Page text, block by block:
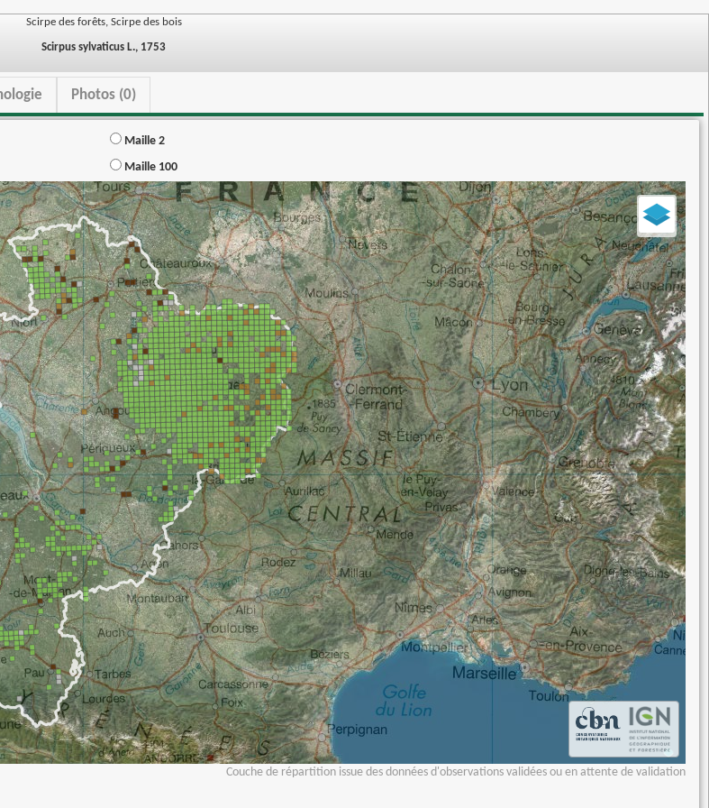
Scirpe des forêts, Scirpe des bois
Scirpus sylvaticus L., 1753
Photos (0)
Maille 2
Maille 100
Couche de répartition issue des données d'observations validées ou en attente de validation